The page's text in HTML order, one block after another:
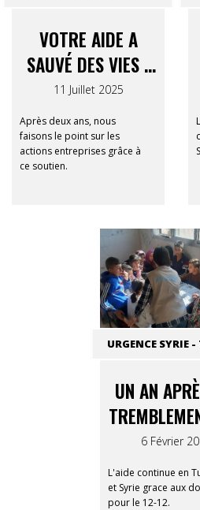
VOTRE AIDE A
SAUVÉ DES VIES :
RAPPORT FINAL
SYRIE-TURQUIE 12-
12
11 Juillet 2025
Après deux ans, nous
faisons le point sur les
actions entreprises grâce à
ce soutien.
UN AN
TERRE
6 Février
L'aide continue en
et Syrie grace aux
pour le 12-12.
URGENCE SYRIE